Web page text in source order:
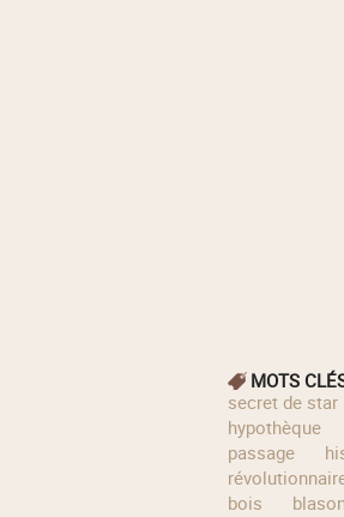
MOTS
secret de star
hypothèque
passage
bois